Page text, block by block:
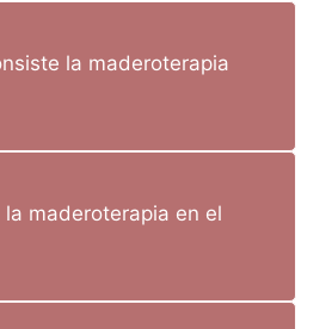
la maderoterapia
la maderoterapia en el